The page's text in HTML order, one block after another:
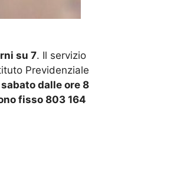
su 7. Il servizio
Previdenziale
dalle ore 8
fisso 803 164